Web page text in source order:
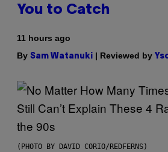
You to Catch
11 hours ago
By Sam Watanuki | Reviewed by
(PHOTO BY DAVID CORIO/REDFERNS)